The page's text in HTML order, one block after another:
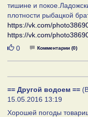
тишине и
плотности рыбацкой
https://vk.com/
https://vk.com/
Нравится
0 Комментарии (0)
== Другой водоем ==
15.05.2016 13:19
Хорошей погоды